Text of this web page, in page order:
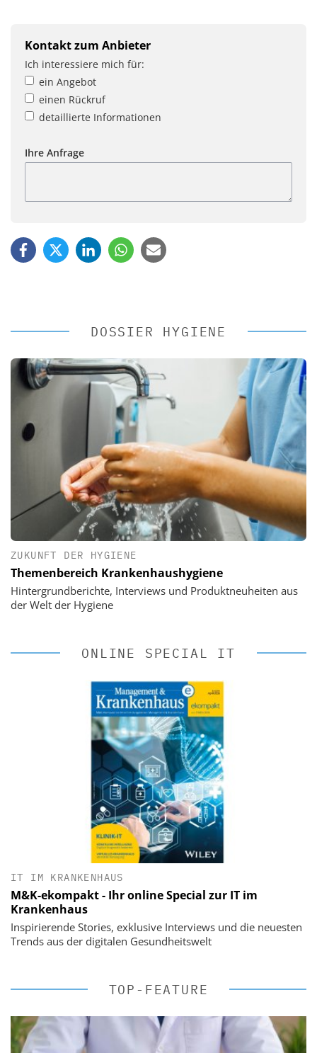
Kontakt zum Anbieter
Ich interessiere mich für:
ein Angebot
einen Rückruf
detaillierte Informationen
Ihre Anfrage
DOSSIER HYGIENE
ZUKUNFT DER HYGIENE
Themenbereich Krankenhaushygiene
Hintergrundberichte, Interviews und Produktneuheiten aus
der Welt der Hygiene
ONLINE SPECIAL IT
IT IM KRANKENHAUS
M&K-ekompakt - Ihr online Special zur IT im
Krankenhaus
Inspirierende Stories, exklusive Interviews und die neuesten
Trends aus der digitalen Gesundheitswelt
TOP-FEATURE